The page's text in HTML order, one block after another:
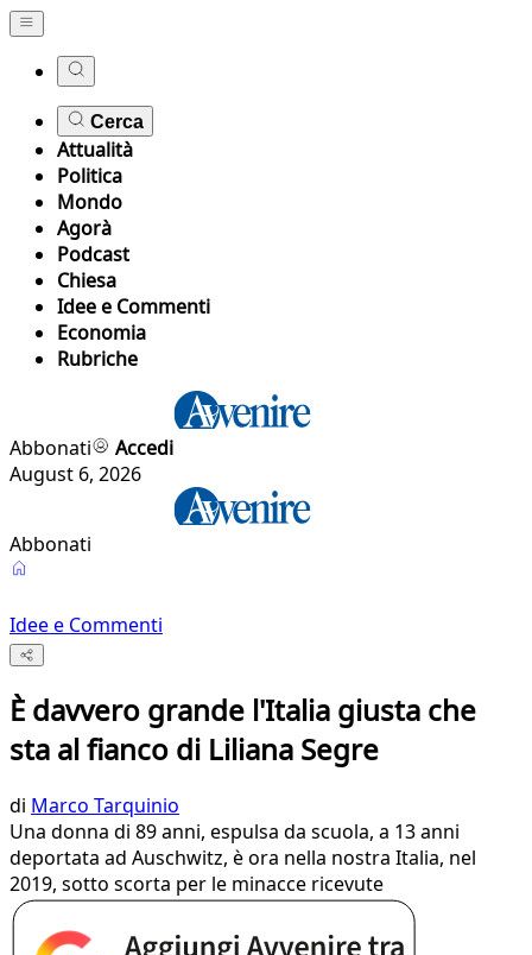
Cerca
Attualità
Politica
Mondo
Agorà
Podcast
Chiesa
Idee e Commenti
Economia
Rubriche
Abbonati
Accedi
August 6, 2026
Abbonati
Idee e Commenti
È davvero grande l'Italia giusta che
sta al fianco di Liliana Segre
di Marco Tarquinio
Una donna di 89 anni, espulsa da scuola, a 13 anni
deportata ad Auschwitz, è ora nella nostra Italia, nel
2019, sotto scorta per le minacce ricevute